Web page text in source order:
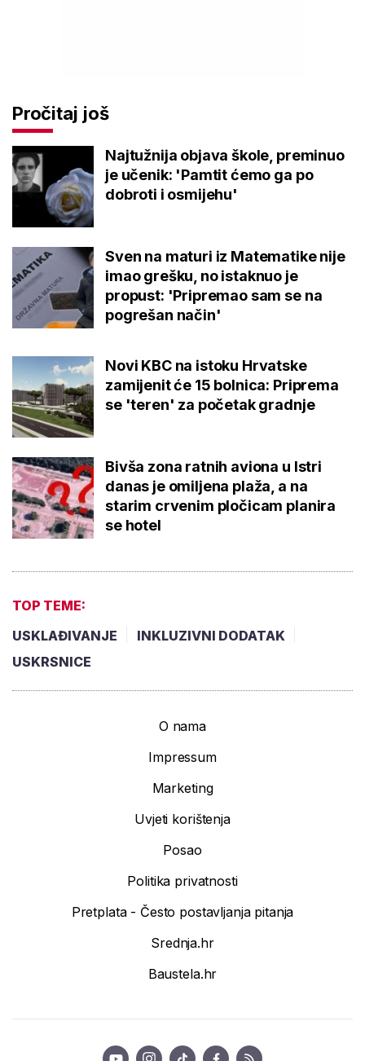
Pročitaj još
Najtužnija objava škole, preminuo
je učenik: 'Pamtit ćemo ga po
dobroti i osmijehu'
Sven na maturi iz Matematike nije
imao grešku, no istaknuo je
propust: 'Pripremao sam se na
pogrešan način'
Novi KBC na istoku Hrvatske
zamijenit će 15 bolnica: Priprema
se 'teren' za početak gradnje
Bivša zona ratnih aviona u Istri
danas je omiljena plaža, a na
starim crvenim pločicam planira
se hotel
TOP TEME:
USKLAĐIVANJE
INKLUZIVNI DODATAK
USKRSNICE
O nama
Impressum
Marketing
Uvjeti korištenja
Posao
Politika privatnosti
Pretplata - Često postavljanja pitanja
Srednja.hr
Baustela.hr